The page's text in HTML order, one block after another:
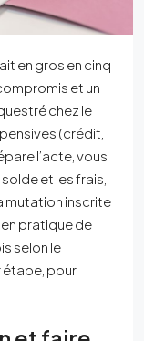
en gros en cinq
et un
chez le
(crédit,
l’acte, vous
et les frais,
mutation inscrite
pratique de
selon le
étape, pour